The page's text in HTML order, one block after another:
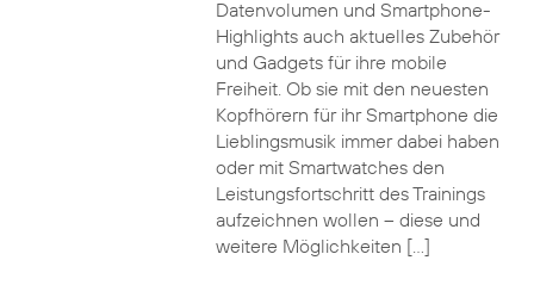
Datenvolumen und Smartphone-
Highlights auch aktuelles Zubehör
und Gadgets für ihre mobile
Freiheit. Ob sie mit den neuesten
Kopfhörern für ihr Smartphone die
Lieblingsmusik immer dabei haben
oder mit Smartwatches den
Leistungsfortschritt des Trainings
aufzeichnen wollen – diese und
weitere Möglichkeiten […]